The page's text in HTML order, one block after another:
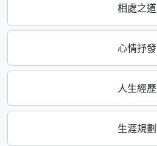
相處之道
心情抒發
人生經歷
生涯規劃